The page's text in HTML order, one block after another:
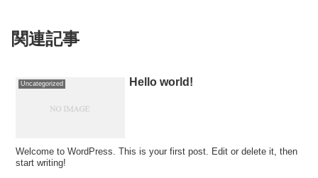
関連記事
Uncategorized Hello world!
Welcome to WordPress. This is your first post. Edit or delete it, then
start writing!